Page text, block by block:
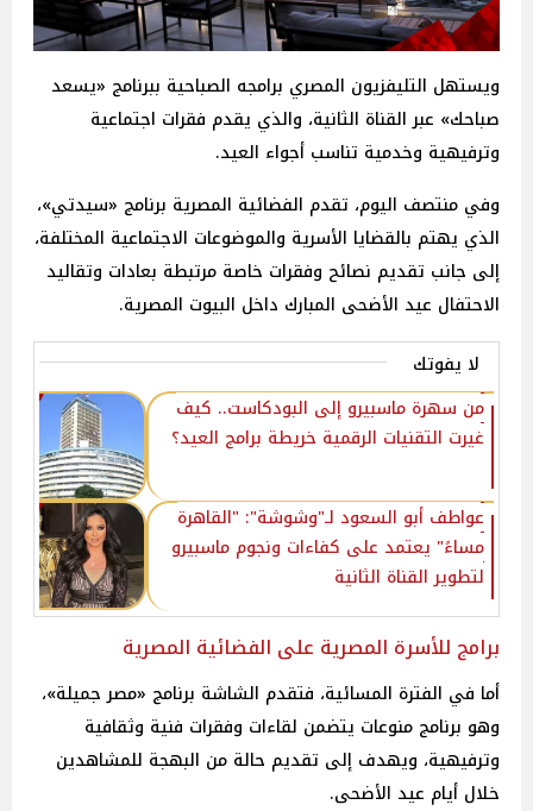
ويستهل التليفزيون المصري برامجه الصباحية ببرنامج «يسعد
صباحك» عبر القناة الثانية، والذي يقدم فقرات اجتماعية
وترفيهية وخدمية تناسب أجواء العيد.
وفي منتصف اليوم، تقدم الفضائية المصرية برنامج «سيدتي»،
الذي يهتم بالقضايا الأسرية والموضوعات الاجتماعية المختلفة،
إلى جانب تقديم نصائح وفقرات خاصة مرتبطة بعادات وتقاليد
الاحتفال عيد الأضحى المبارك داخل البيوت المصرية.
لا يفوتك
من سهرة ماسبيرو إلى البودكاست.. كيف
غيرت التقنيات الرقمية خريطة برامج العيد؟
عواطف أبو السعود لـ"وشوشة": "القاهرة
مساءً" يعتمد على كفاءات ونجوم ماسبيرو
لتطوير القناة الثانية
برامج للأسرة المصرية على الفضائية المصرية
أما في الفترة المسائية، فتقدم الشاشة برنامج «مصر جميلة»،
وهو برنامج منوعات يتضمن لقاءات وفقرات فنية وثقافية
وترفيهية، ويهدف إلى تقديم حالة من البهجة للمشاهدين
خلال أيام عيد الأضحى.